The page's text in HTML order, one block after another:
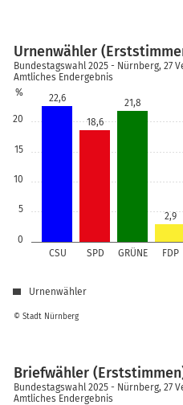
0
5
10
15
20
%
CSU SPD GRÜNE FDP
22,6
18,6
21,8
2,9
© Stadt Nürnberg
Urnenwähler
Bundestagswahl 2025 - Nürnberg, 27
Amtliches Endergebnis
Urnenwähler
Briefwähler
Bundestagswahl 2025 - Nürnberg, 27
Amtliches Endergebnis